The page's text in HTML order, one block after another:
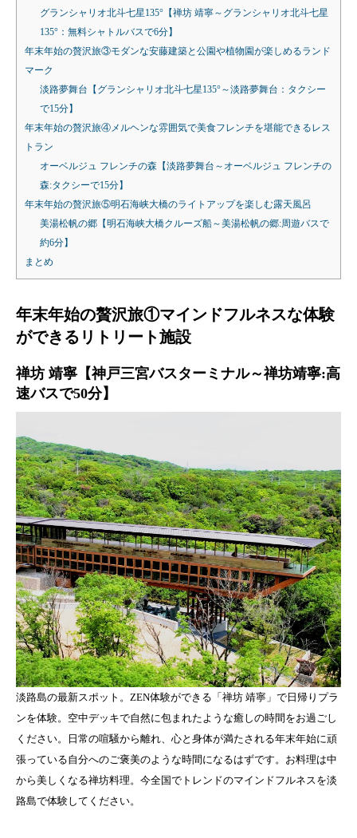
グランシャリオ北斗七星135°【禅坊 靖寧～グランシャリオ北斗七星
135°：無料シャトルバスで6分】
年末年始の贅沢旅③モダンな安藤建築と公園や植物園が楽しめるランド
マーク
淡路夢舞台【グランシャリオ北斗七星135°～淡路夢舞台：タクシー
で15分】
年末年始の贅沢旅④メルヘンな雰囲気で美食フレンチを堪能できるレス
トラン
オーベルジュ フレンチの森【淡路夢舞台～オーベルジュ フレンチの
森:タクシーで15分】
年末年始の贅沢旅⑤明石海峡大橋のライトアップを楽しむ露天風呂
美湯松帆の郷【明石海峡大橋クルーズ船～美湯松帆の郷:周遊バスで
約6分】
まとめ
年末年始の贅沢旅①マインドフルネスな体験
ができるリトリート施設
禅坊 靖寧【神戸三宮バスターミナル～禅坊靖寧:高
速バスで50分】
淡路島の最新スポット。ZEN体験ができる「禅坊 靖寧」で日帰りプラ
ンを体験。空中デッキで自然に包まれたような癒しの時間をお過ごし
ください。日常の喧騒から離れ、心と身体が満たされる年末年始に頑
張っている自分へのご褒美のような時間になるはずです。お料理は中
から美しくなる禅坊料理。今全国でトレンドのマインドフルネスを淡
路島で体験してください。